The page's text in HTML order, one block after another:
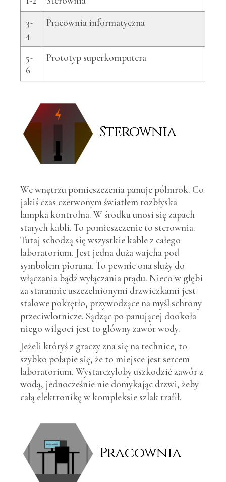
3-
4
Pracownia informatyczna
5-
6
Prototyp superkomputera
Sterownia
We wnętrzu pomieszczenia panuje półmrok. Co
jakiś czas czerwonym światłem rozbłyska
lampka kontrolna. W środku unosi się zapach
starych kabli. To pomieszczenie to sterownia.
Tutaj schodzą się wszystkie kable z całego
laboratorium. Jest jedna duża wajcha pod
symbolem pioruna. To pewnie ona służy do
włączania bądź wyłączania prądu. Nieco w głębi
za starannie uszczelnionymi drzwiczkami jest
stalowe pokrętło, przywodzące na myśl schrony
przeciwlotnicze. Sądząc po panującej dookoła
niego wilgoci jest to główny zawór wody.
Jeżeli któryś z graczy zna się na technice, to
szybko połapie się, że to miejsce jest sercem
laboratorium. Wystarczyłoby uszkodzić zawór z
wodą, jednocześnie nie domykając drzwi, żeby
całą elektronikę w kompleksie szlak trafił.
Pracownia